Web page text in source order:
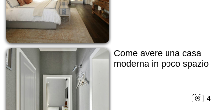
Come avere una casa
moderna in poco spazio
4